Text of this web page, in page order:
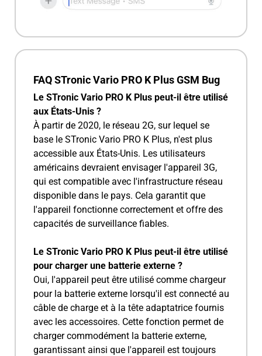
FAQ STronic Vario PRO K Plus GSM Bug
Le STronic Vario PRO K Plus peut-il être utilisé
aux États-Unis ?
À partir de 2020, le réseau 2G, sur lequel se
base le STronic Vario PRO K Plus, n'est plus
accessible aux États-Unis. Les utilisateurs
américains devraient envisager l'appareil 3G,
qui est compatible avec l'infrastructure réseau
disponible dans le pays. Cela garantit que
l'appareil fonctionne correctement et offre des
capacités de surveillance fiables.
Le STronic Vario PRO K Plus peut-il être utilisé
pour charger une batterie externe ?
Oui, l'appareil peut être utilisé comme chargeur
pour la batterie externe lorsqu'il est connecté au
câble de charge et à la tête adaptatrice fournis
avec les accessoires. Cette fonction permet de
charger commodément la batterie externe,
garantissant ainsi que l'appareil est toujours